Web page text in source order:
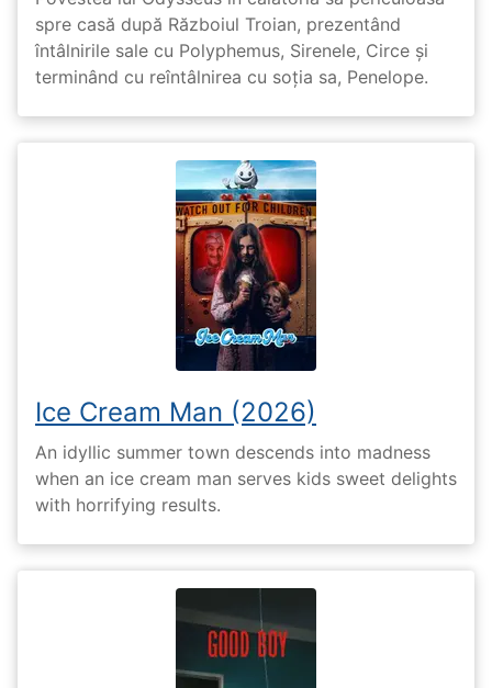
spre casă după Războiul Troian, prezentând
întâlnirile sale cu Polyphemus, Sirenele, Circe și
terminând cu reîntâlnirea cu soția sa, Penelope.
Ice Cream Man (2026)
An idyllic summer town descends into madness
when an ice cream man serves kids sweet delights
with horrifying results.